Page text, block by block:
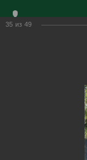
35 из 49